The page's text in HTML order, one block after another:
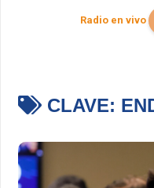
Radio en vivo
CLAVE: